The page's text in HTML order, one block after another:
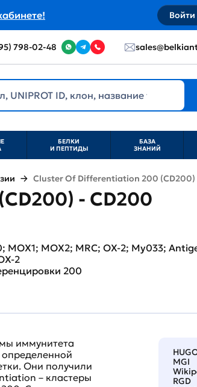
Войти
798-02-48
БЕЛКИ
И ПЕПТИДЫ
БАЗА
ЗНАНИЙ
Cluster Of Differentiation 200 (CD200)
- CD200
MOX1; MOX2; MRC; OX-2; My033;
2
200
MGI
RGD
иммунитета
Они получили
– кластеры